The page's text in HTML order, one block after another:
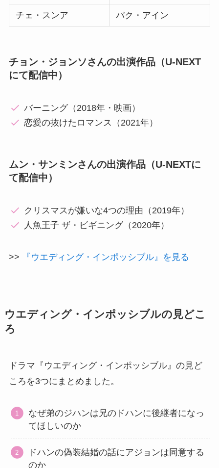
チェ・スンア パク・アイン
チョン・ジョンソさんの出演作品（U-NEXT
にて配信中）
バーニング（2018年・映画）
恋愛の抜けたロマンス（2021年）
ムン・サンミンさんの出演作品（U-NEXTに
て配信中）
クリスマスが嫌いな4つの理由（2019年）
人魚王子 ザ・ビギニング（2020年）
>> 『ウエディング・インポッシブル』を見る
ウエディング・インポッシブルの見どこ
ろ
ドラマ『ウエディング・インポッシブル』の見ど
ころを3つにまとめました。
なぜ弟のジハンは兄のドハンに後継者になっ
てほしいのか
ドハンの偽装結婚の話にアジョンは同意する
のか